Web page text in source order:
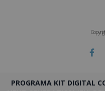
PROGRAMA KIT DIGITAL